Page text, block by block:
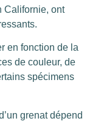
Californie, ont
en fonction de la
de couleur, de
spécimens
grenat dépend